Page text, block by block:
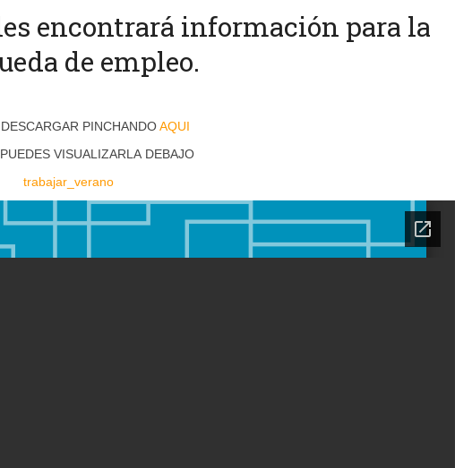
encontrará información para la
de empleo.
PINCHANDOAQUI
VISUALIZARLA DEBAJO
trabajar_verano